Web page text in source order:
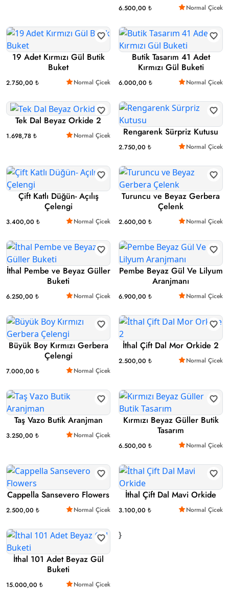
6.500,00 ₺ Normal Çicek
19 Adet Kırmızı Gül Butik
Buket
2.750,00 ₺ Normal Çicek
Butik Tasarım 41 Adet
Kırmızı Gül Buketi
6.000,00 ₺ Normal Çicek
Tek Dal Beyaz Orkide 2
1.698,78 ₺ Normal Çicek Rengarenk Sürpriz Kutusu
2.750,00 ₺ Normal Çicek
Çift Katlı Düğün- Açılış
Çelengi
3.400,00 ₺ Normal Çicek
Turuncu ve Beyaz Gerbera
Çelenk
2.600,00 ₺ Normal Çicek
İthal Pembe ve Beyaz Güller
Buketi
6.250,00 ₺ Normal Çicek
Pembe Beyaz Gül Ve Lilyum
Aranjmanı
6.900,00 ₺ Normal Çicek
Büyük Boy Kırmızı Gerbera
Çelengi
7.000,00 ₺ Normal Çicek
İthal Çift Dal Mor Orkide 2
2.500,00 ₺ Normal Çicek
Taş Vazo Butik Aranjman
3.250,00 ₺ Normal Çicek
Kırmızı Beyaz Güller Butik
Tasarım
6.500,00 ₺ Normal Çicek
Cappella Sansevero Flowers
2.500,00 ₺ Normal Çicek
İthal Çift Dal Mavi Orkide
3.100,00 ₺ Normal Çicek
İthal 101 Adet Beyaz Gül
Buketi
15.000,00 ₺ Normal Çicek
}